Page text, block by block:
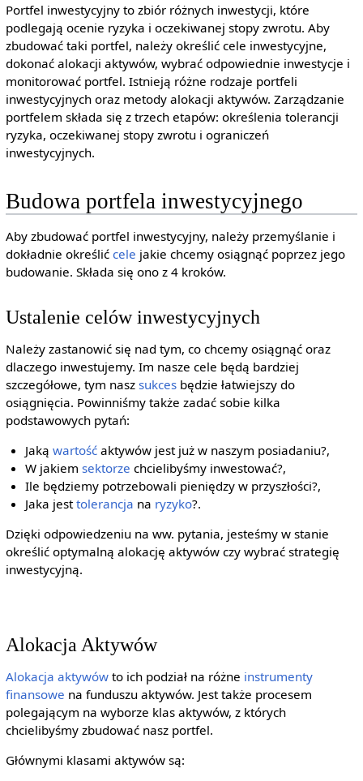
Portfel inwestycyjny to zbiór różnych inwestycji, które
podlegają ocenie ryzyka i oczekiwanej stopy zwrotu. Aby
zbudować taki portfel, należy określić cele inwestycyjne,
dokonać alokacji aktywów, wybrać odpowiednie inwestycje i
monitorować portfel. Istnieją różne rodzaje portfeli
inwestycyjnych oraz metody alokacji aktywów. Zarządzanie
portfelem składa się z trzech etapów: określenia tolerancji
ryzyka, oczekiwanej stopy zwrotu i ograniczeń
inwestycyjnych.
Budowa portfela inwestycyjnego
Aby zbudować portfel inwestycyjny, należy przemyślanie i
dokładnie określić cele jakie chcemy osiągnąć poprzez jego
budowanie. Składa się ono z 4 kroków.
Ustalenie celów inwestycyjnych
Należy zastanowić się nad tym, co chcemy osiągnąć oraz
dlaczego inwestujemy. Im nasze cele będą bardziej
szczegółowe, tym nasz sukcesbędzie łatwiejszy do
osiągnięcia. Powinniśmy także zadać sobie kilka
podstawowych pytań:
Jakąwartość aktywów jest już w naszym posiadaniu?,
W jakiemsektorze chcielibyśmy inwestować?,
Ile będziemy potrzebowali pieniędzy w przyszłości?,
Jaka jesttolerancja na ryzyko?.
Dzięki odpowiedzeniu na ww. pytania, jesteśmy w stanie
określić optymalną alokację aktywów czy wybrać strategię
inwestycyjną.
Alokacja Aktywów
Alokacja aktywówto ich podział na różne instrumenty
finansowe na funduszu aktywów. Jest także procesem
polegającym na wyborze klas aktywów, z których
chcielibyśmy zbudować nasz portfel.
Głównymi klasami aktywów są: